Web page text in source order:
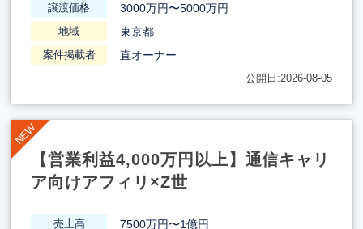
譲渡価格 3000万円〜5000万円
地域 東京都
案件掲載者 直オーナー
公開日:2026-08-05
【営業利益4,000万円以上】通信キャリ
ア向けアフィリ×Z世
売上高 7500万円〜1億円